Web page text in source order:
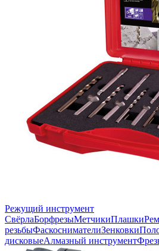
Режущий инструмент
СвёрлаБорфрезыМетчикиПлашки
резьбыФаскоснимателиЗенковки
дисковыеАлмазный инструмент